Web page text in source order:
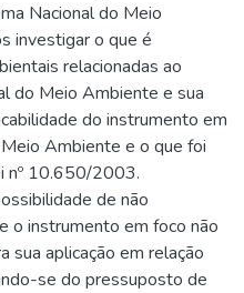
Nacional do Meio
investigar o que é
relacionadas ao
do Meio Ambiente e sua
do instrumento em
Ambiente e o que foi
nº 10.650/2003.
de não
o instrumento em foco não
sua aplicação em relação
se do pressuposto de